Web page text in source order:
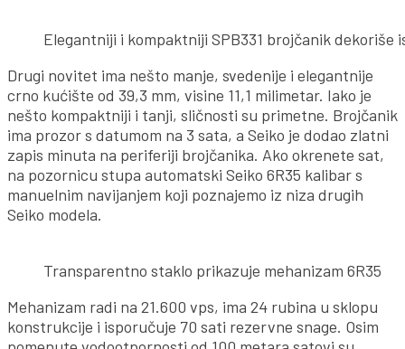
Elegantniji i kompaktniji SPB331 brojčanik dekoriše
Drugi novitet ima nešto manje, svedenije i elegantnije
crno kućište od 39,3 mm, visine 11,1 milimetar. Iako je
nešto kompaktniji i tanji, sličnosti su primetne. Brojčanik
ima prozor s datumom na 3 sata, a Seiko je dodao zlatni
zapis minuta na periferiji brojčanika. Ako okrenete sat,
na pozornicu stupa automatski Seiko 6R35 kalibar s
manuelnim navijanjem koji poznajemo iz niza drugih
Seiko modela.
Transparentno staklo prikazuje mehanizam 6R35
Mehanizam radi na 21.600 vps, ima 24 rubina u sklopu
konstrukcije i isporučuje 70 sati rezervne snage. Osim